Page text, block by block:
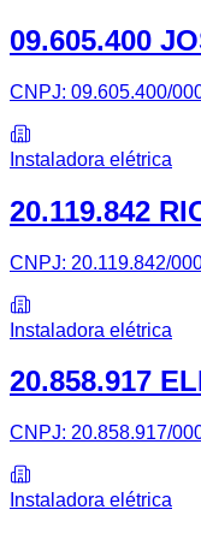
09.605.400
CNPJ: 09.605.400/
Instaladora elétrica
20.119.842
CNPJ: 20.119.842/
Instaladora elétrica
20.858.917
CNPJ: 20.858.917/
Instaladora elétrica